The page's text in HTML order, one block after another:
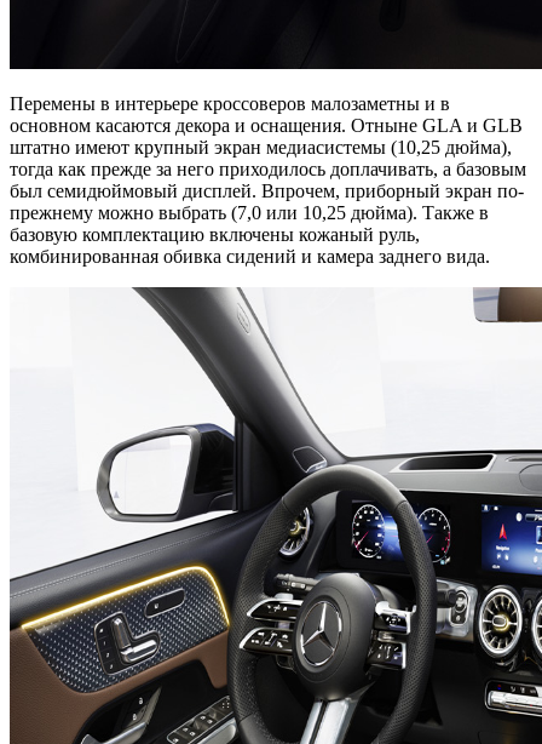
Перемены в интерьере кроссоверов малозаметны и в
основном касаются декора и оснащения. Отныне GLA и GLB
штатно имеют крупный экран медиасистемы (10,25 дюйма),
тогда как прежде за него приходилось доплачивать, а базовым
был семидюймовый дисплей. Впрочем, приборный экран по-
прежнему можно выбрать (7,0 или 10,25 дюйма). Также в
базовую комплектацию включены кожаный руль,
комбинированная обивка сидений и камера заднего вида.